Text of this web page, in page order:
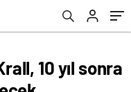
10 yıl sonra